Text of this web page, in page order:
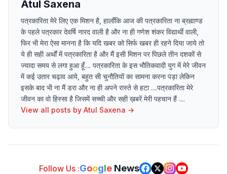
Atul Saxena
पत्रकारिता मेरे लिए एक मिशन है, हालाँकि आज की पत्रकारिता ना ब्रह्माण्ड
के पहले पत्रकार देवर्षि नारद वाली है और ना ही गणेश शंकर विद्यार्थी वाली,
फिर भी मेरा ऐसा मानना है कि यदि खबर को सिर्फ खबर ही रहने दिया जाये तो
ये ही सही अर्थों में पत्रकारिता है और मैं इसी मिशन पर पिछले तीन दशकों से
ज्यादा समय से लगा हुआ हूँ.... पत्रकारिता के इस भौतिकवादी युग में मेरे जीवन
में कई उतार चढ़ाव आये, बहुत सी चुनौतियों का सामना करना पड़ा लेकिन
इसके बाद भी ना मैं डरा और ना ही अपने रास्ते से हटा ....पत्रकारिता मेरे
जीवन का वो हिस्सा है जिसमें सच्ची और सही ख़बरें मेरी पहचान हैं ....
View all posts by Atul Saxena →
Follow Us :Google News